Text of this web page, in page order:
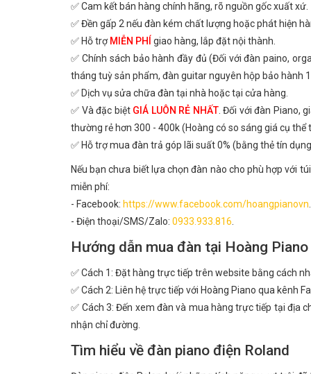
✅ Cam kết bán hàng chính hãng, rõ nguồn gốc xuất xứ.
✅ Đền gấp 2 nếu đàn kém chất lượng hoặc phát hiện
✅ Hỗ trợ MIỄN PHÍ giao hàng, lắp đặt nội thành.
✅ Chính sách bảo hành đầy đủ (Đối với đàn paino,
tháng tuỳ sản phẩm, đàn guitar nguyên hộp bảo hành
✅ Dịch vụ sửa chữa đàn tại nhà hoặc tại cửa hàng.
✅ Và đặc biệt GIÁ LUÔN RẺ NHẤT. Đối với đàn Piano,
thường rẻ hơn 300 - 400k (Hoàng có so sáng giá cụ thể
✅ Hỗ trợ mua đàn trả góp lãi suất 0% (bằng thẻ tín
Nếu bạn chưa biết lựa chọn đàn nào cho phù hợp với
miễn phí:
- Facebook: https://www.facebook.com/hoangpianovn
- Điện thoại/SMS/Zalo: 0933.933.816
Hướng dẫn mua đàn tại Hoàng Piano
✅ Cách 1: Đặt hàng trực tiếp trên website bằng cách
✅ Cách 2: Liên hệ trực tiếp với Hoàng Piano qua kênh
✅ Cách 3: Đến xem đàn và mua hàng trực tiếp tại địa
nhận chỉ đường.
Tìm hiểu về đàn piano điện Roland